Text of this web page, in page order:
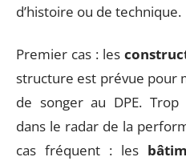
d’histoire ou de technique.
Premier cas : les
structure est prévue pour
de songer au DPE.
dans le radar de la
cas fréquent : les